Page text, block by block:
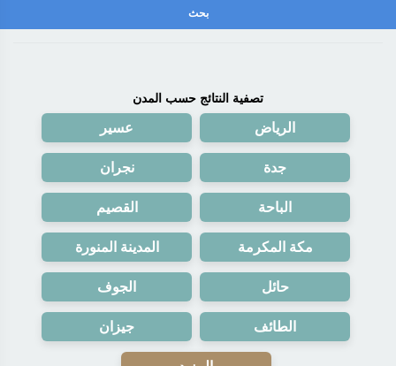
تصفية النتائج حسب المدن
الرياض عسير
جدة نجران
الباحة القصيم
مكة المكرمة المدينة المنورة
حائل الجوف
الطائف جيزان